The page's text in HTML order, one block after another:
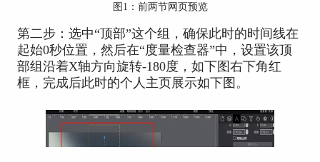
图1：前两节网页预览
第二步：选中“顶部”这个组，确保此时的时间线在
起始0秒位置，然后在“度量检查器”中，设置该顶
部组沿着X轴方向旋转-180度，如下图右下角红
框，完成后此时的个人主页展示如下图。